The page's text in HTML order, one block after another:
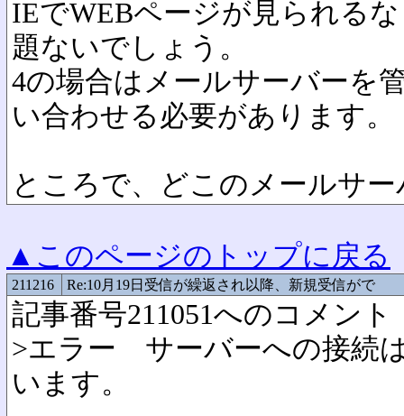
IEでWEBページが見られる
題ないでしょう。
4の場合はメールサーバーを
い合わせる必要があります。
ところで、どこのメールサ
▲このページのトップに戻る
211216 Re:10月19日受信が繰返され以降、新規受信がで
記事番号211051へのコメント
>エラー サーバーへの接続
います。